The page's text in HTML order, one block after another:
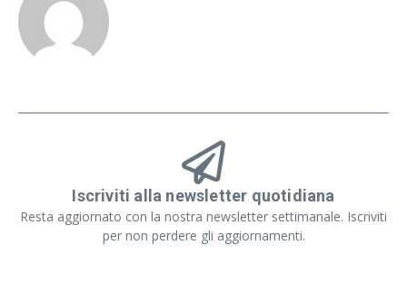
Iscriviti alla newsletter quotidiana
Resta aggiornato con la nostra newsletter settimanale. Iscriviti
per non perdere gli aggiornamenti.